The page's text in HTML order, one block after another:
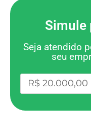
Simule
Seja atendido
seu